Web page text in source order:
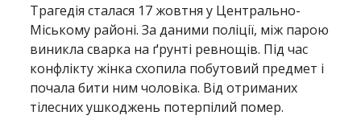
Трагедія сталася 17 жовтня у Центрально-
Міському районі. За даними поліції, між парою
виникла сварка на ґрунті ревнощів. Під час
конфлікту жінка схопила побутовий предмет і
почала бити ним чоловіка. Від отриманих
тілесних ушкоджень потерпілий помер.